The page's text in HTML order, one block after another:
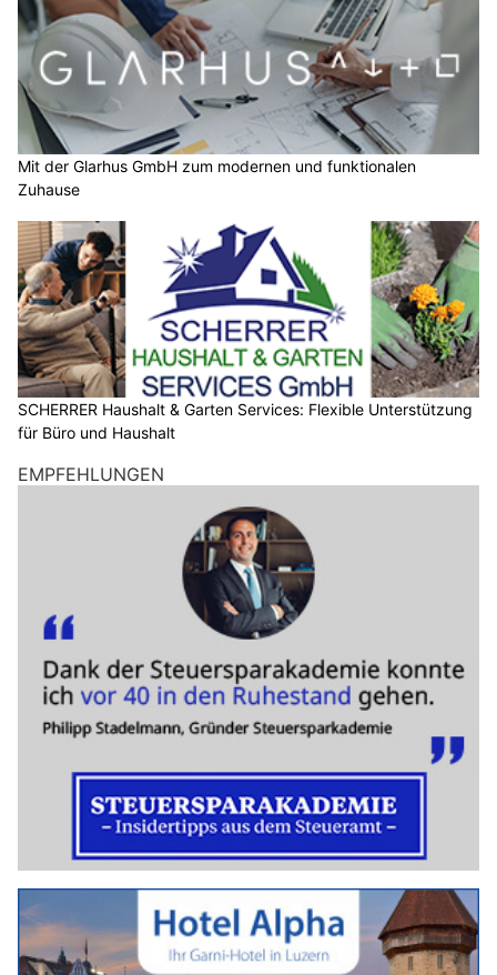
Mit der Glarhus GmbH zum modernen und funktionalen
Zuhause
SCHERRER Haushalt & Garten Services: Flexible Unterstützung
für Büro und Haushalt
EMPFEHLUNGEN